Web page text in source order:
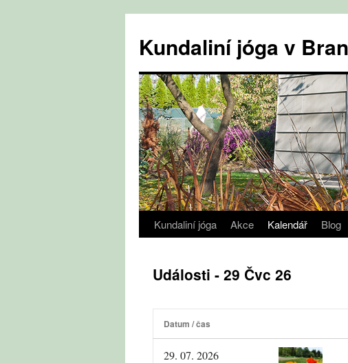
obsahu
webu
Kundaliní jóga v
Kundaliní jóga Akce Kalendář Blog
Události - 29 Čvc 26
Datum / čas
29. 07. 2026